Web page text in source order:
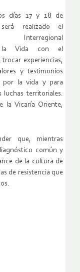
días 17 y 18 de
realizado el
Interregional
la Vida con el
experiencias,
y testimonios
por la vida y para
luchas territoriales.
la Vicaría Oriente,
que, mientras
común y
de la cultura de
de resistencia que